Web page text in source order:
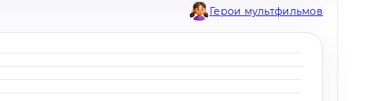
Герои мультфильмов